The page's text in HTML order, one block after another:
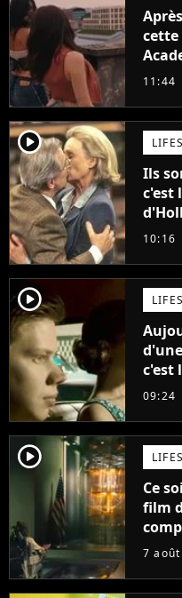
cette
11:44
player2
Ils
c'est
10:16
player2
c'est
09:24
player2
Ce
film
7